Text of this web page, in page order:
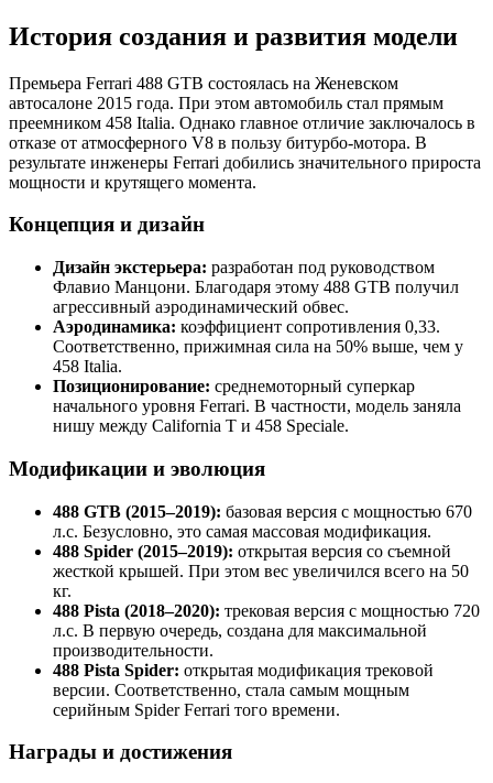
История создания и развития модели
Премьера Ferrari 488 GTB состоялась на Женевском
автосалоне 2015 года. При этом автомобиль стал прямым
преемником 458 Italia. Однако главное отличие заключалось в
отказе от атмосферного V8 в пользу битурбо-мотора. В
результате инженеры Ferrari добились значительного прироста
мощности и крутящего момента.
Концепция и дизайн
Дизайн экстерьера: разработан под руководством
Флавио Манцони. Благодаря этому 488 GTB получил
агрессивный аэродинамический обвес.
Аэродинамика: коэффициент сопротивления 0,33.
Соответственно, прижимная сила на 50% выше, чем у
458 Italia.
Позиционирование: среднемоторный суперкар
начального уровня Ferrari. В частности, модель заняла
нишу между California T и 458 Speciale.
Модификации и эволюция
488 GTB (2015–2019): базовая версия с мощностью 670
л.с. Безусловно, это самая массовая модификация.
488 Spider (2015–2019): открытая версия со съемной
жесткой крышей. При этом вес увеличился всего на 50
кг.
488 Pista (2018–2020): трековая версия с мощностью 720
л.с. В первую очередь, создана для максимальной
производительности.
488 Pista Spider: открытая модификация трековой
версии. Соответственно, стала самым мощным
серийным Spider Ferrari того времени.
Награды и достижения